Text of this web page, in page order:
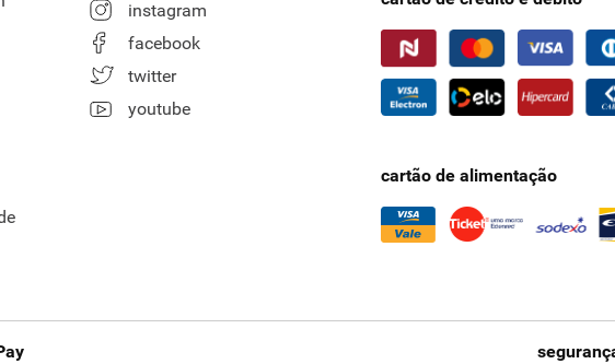
instagram
facebook
twitter
youtube
cartão de alimentação